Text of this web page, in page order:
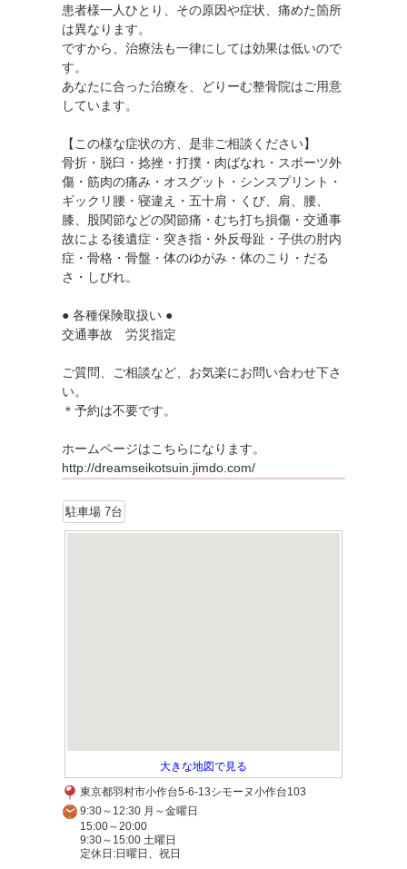
患者様一人ひとり、その原因や症状、痛めた箇所
は異なります。
ですから、治療法も一律にしては効果は低いので
す。
あなたに合った治療を、どりーむ整骨院はご用意
しています。
【この様な症状の方、是非ご相談ください】
骨折・脱臼・捻挫・打撲・肉ばなれ・スポーツ外
傷・筋肉の痛み・オスグット・シンスプリント・
ギックリ腰・寝違え・五十肩・くび、肩、腰、
膝、股関節などの関節痛・むち打ち損傷・交通事
故による後遺症・突き指・外反母趾・子供の肘内
症・骨格・骨盤・体のゆがみ・体のこり・だる
さ・しびれ。
● 各種保険取扱い ●
交通事故 労災指定
ご質問、ご相談など、お気楽にお問い合わせ下さ
い。
＊予約は不要です。
ホームページはこちらになります。
http://dreamseikotsuin.jimdo.com/
駐車場 7台
大きな地図で見る
東京都羽村市小作台5-6-13シモーヌ小作台103
9:30～12:30 月～金曜日
15:00～20:00
9:30～15:00 土曜日
定休日:日曜日、祝日